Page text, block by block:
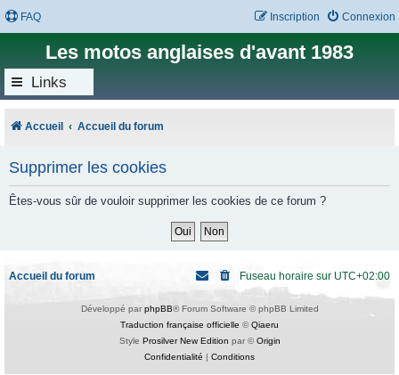
FAQ Connexion
Inscription
Les motos anglaises d'avant 1983
Links
Accueil Accueil du forum
Supprimer les cookies
Êtes-vous sûr de vouloir supprimer les cookies de ce forum ?
Accueil du forum Fuseau horaire sur UTC+02:00
Développé par phpBB® Forum Software © phpBB Limited
Traduction française officielle ©Qiaeru
Style Prosilver New Edition par ©Origin
Confidentialité | Conditions